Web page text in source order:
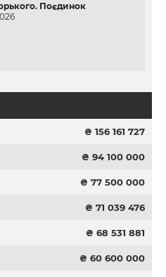
Поєдинок
₴ 156 161 727
₴ 94 100 000
₴ 77 500 000
₴ 71 039 476
₴ 68 531 881
₴ 60 600 000